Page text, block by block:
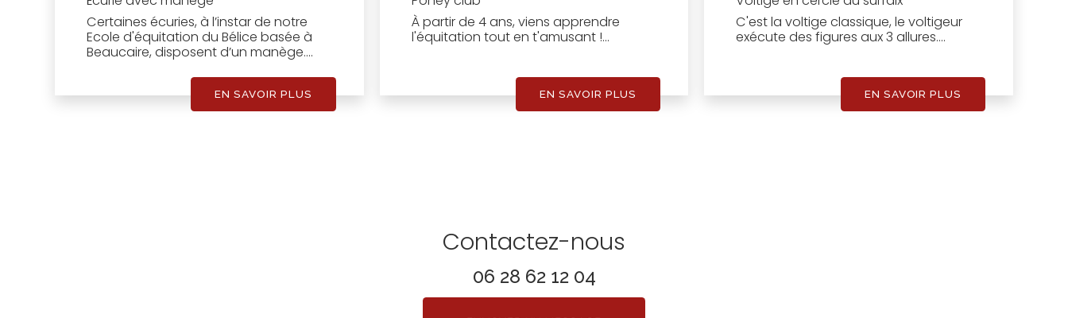
Certaines écuries, à l’instar de notre
Ecole d'équitation du Bélice basée à
Beaucaire, disposent d’un manège....
EN SAVOIR PLUS
À partir de 4 ans, viens apprendre
l'équitation tout en t'amusant !...
EN SAVOIR PLUS
C'est la voltige classique, le voltigeur
exécute des figures aux 3 allures....
EN SAVOIR PLUS
Contactez-nous
06 28 62 12 04